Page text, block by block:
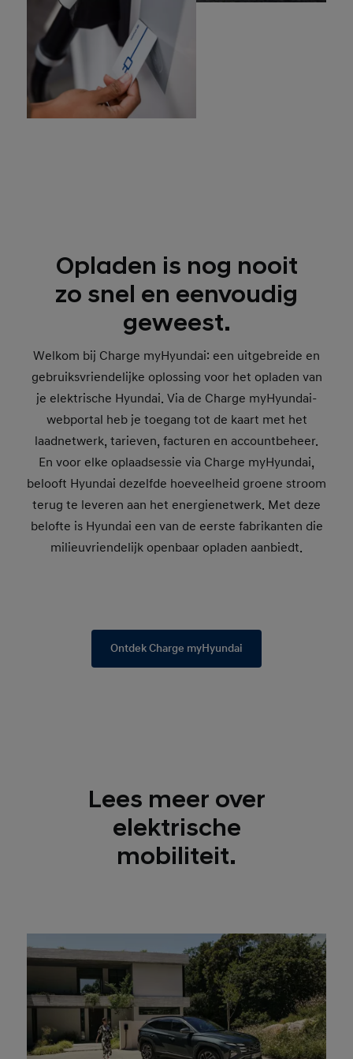
Opladen is nog nooit
zo snel en eenvoudig
geweest.
Welkom bij Charge myHyundai: een uitgebreide en
gebruiksvriendelijke oplossing voor het opladen van
je elektrische Hyundai. Via de Charge myHyundai-
webportal heb je toegang tot de kaart met het
laadnetwerk, tarieven, facturen en accountbeheer.
En voor elke oplaadsessie via Charge myHyundai,
belooft Hyundai dezelfde hoeveelheid groene stroom
terug te leveren aan het energienetwerk. Met deze
belofte is Hyundai een van de eerste fabrikanten die
milieuvriendelijk openbaar opladen aanbiedt.
Ontdek Charge myHyundai
Lees meer over
elektrische
mobiliteit.